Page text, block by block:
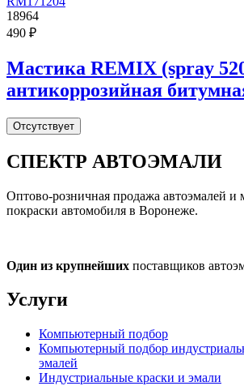
18964
490 ₽
Мастика REMIX (spray
антикоррозийная
Отсутствует
СПЕКТР АВТОЭМАЛИ
Оптово-розничная продажа автоэмалей и
покраски автомобиля в Воронеже.
Один из крупнейших поставщиков
Услуги
Компьютерный подбор
Компьютерный подбор
эмалей
Индустриальные краски и эмали